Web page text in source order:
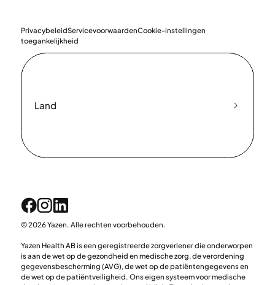
PrivacybeleidServicevoorwaardenCookie-instellingen
toegankelijkheid
Land
© 2026 Yazen. Alle rechten voorbehouden.
Yazen Health AB is een geregistreerde zorgverlener die onderworpen
is aan de wet op de gezondheid en medische zorg, de verordening
gegevensbescherming (AVG), de wet op de patiëntengegevens en
de wet op de patiëntveiligheid. Ons eigen systeem voor medische